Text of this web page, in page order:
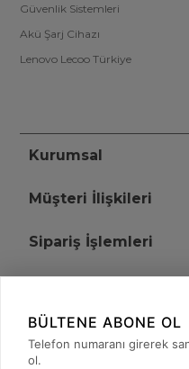
Güvenlik Sistemleri
Akü Şarj Cihazı
Lenovo Lecoo Türkiye
Kurumsal
Müşteri İlişkileri
Sipariş İşlemleri
+90
BÜLTENE ABONE OL
Telefon numaranı girerek
ol.